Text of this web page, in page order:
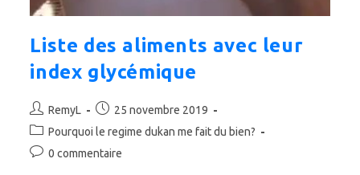
Liste des aliments avec leur
index glycémique
Auteur/autrice
de
publication :
RemyL
Publication
publiée :
25 novembre 2019
Post
category:
Pourquoi le regime dukan me fait du bien?
Commentaires
0 commentaire